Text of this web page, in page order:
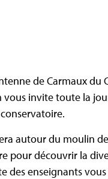
de Carmaux du
vous invite toute la
autour du moulin
pour découvrir la
des enseignants